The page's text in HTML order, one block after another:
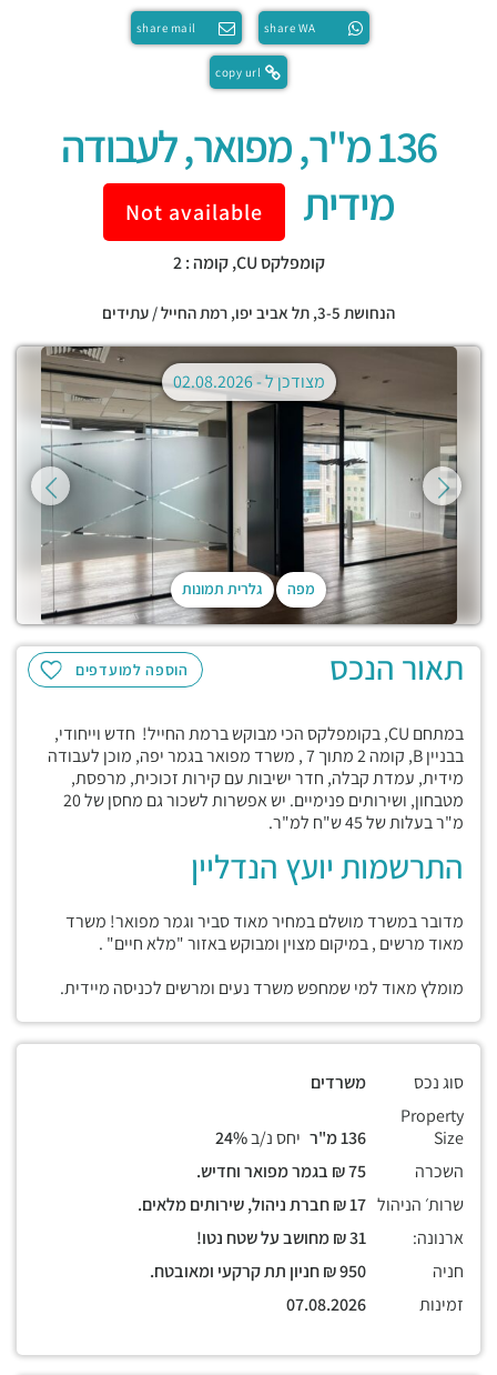
share WA
share mail
copy url
136 מ"ר, מפואר, לעבודה
מידית
Not available
קומפלקס CU, קומה : 2
הנחושת 3-5, תל אביב יפו, רמת החייל / עתידים
מפה גלרית תמונות
מצודכן ל -02.08.2026
הוספה למועדפים תאור הנכס
במתחם CU, בקומפלקס הכי מבוקש ברמת החייל! חדש וייחודי,
בבניין B, קומה 2 מתוך 7 , משרד מפואר בגמר יפה, מוכן לעבודה
מידית, עמדת קבלה, חדר ישיבות עם קירות זכוכית, מרפסת,
מטבחון, ושירותים פנימיים. יש אפשרות לשכור גם מחסן של 20
מ"ר בעלות של 45 ש"ח למ"ר.
התרשמות יועץ הנדליין
מדובר במשרד מושלם במחיר מאוד סביר וגמר מפואר! משרד
מאוד מרשים , במיקום מצוין ומבוקש באזור "מלא חיים" .
מומלץ מאוד למי שמחפש משרד נעים ומרשים לכניסה מיידית.
סוג נכס
משרדים
Property
Size
יחס נ/ב
השכרה
שרות׳ הניהול
ארנונה:
חניה
זמינות